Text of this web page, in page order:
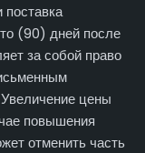
(90) дней после
за собой право
цены
повышения
отменить часть